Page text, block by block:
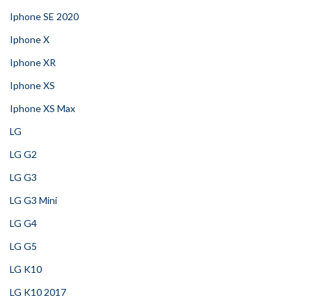
Iphone SE 2020
Iphone X
Iphone XR
Iphone XS
Iphone XS Max
LG
LG G2
LG G3
LG G3 Mini
LG G4
LG G5
LG K10
LG K10 2017